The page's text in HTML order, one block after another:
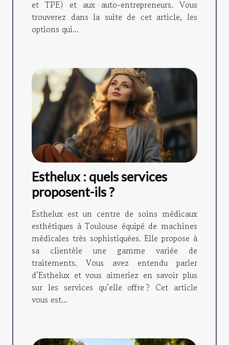
et TPE) et aux auto-entrepreneurs. Vous
trouverez dans la suite de cet article, les
options qui...
Esthelux : quels services
proposent-ils ?
Esthelux est un centre de soins médicaux
esthétiques à Toulouse équipé de machines
médicales très sophistiquées. Elle propose à
sa clientèle une gamme variée de
traitements. Vous avez entendu parler
d’Esthelux et vous aimeriez en savoir plus
sur les services qu’elle offre ? Cet article
vous est...